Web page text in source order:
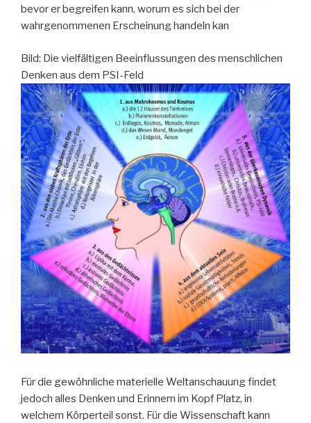
bevor er begreifen kann, worum es sich bei der
wahrgenommenen Erscheinung handeln kan
Bild: Die vielfältigen Beeinflussungen des menschlichen
Denken aus dem PSI-Feld
Für die gewöhnliche materielle Weltanschauung findet
jedoch alles Denken und Erinnern im Kopf Platz, in
welchem Körperteil sonst. Für die Wissenschaft kann